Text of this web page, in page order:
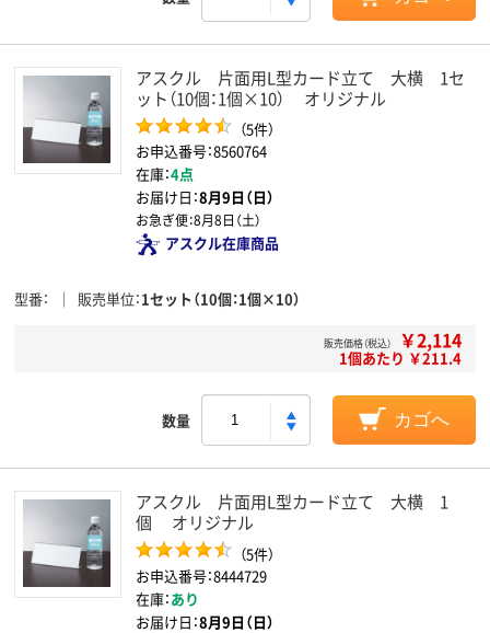
アスクル 片面用L型カード立て 大横 1セ
ット（10個：1個×10） オリジナル
（5件）
お申込番号：8560764
在庫：4点
お届け日：8月9日（日）
お急ぎ便：8月8日（土）
アスクル在庫商品
型番 販売単位 1セット（10個：1個×10）
販売価格（税込） ￥2,114
1個あたり ￥211.4
数量 カゴへ
アスクル 片面用L型カード立て 大横 1
個 オリジナル
（5件）
お申込番号：8444729
在庫：あり
お届け日：8月9日（日）